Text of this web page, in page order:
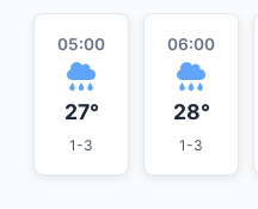
05:00
27°
1-3
06:00
28°
1-3